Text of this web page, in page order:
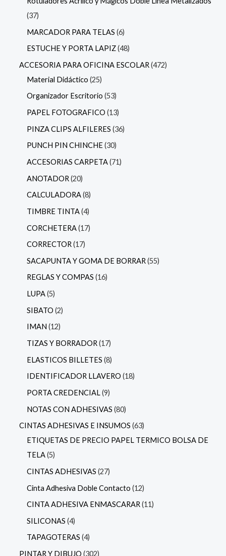
37
MARCADOR PARA TELAS 6
ESTUCHE Y PORTA LAPIZ 48
ACCESORIA PARA OFICINA ESCOLAR 472
Material Didáctico 25
Organizador Escritorio 53
PAPEL FOTOGRAFICO 13
PINZA CLIPS ALFILERES 36
PUNCH PIN CHINCHE 30
ACCESORIAS CARPETA 71
ANOTADOR 20
CALCULADORA 8
TIMBRE TINTA 4
CORCHETERA 17
CORRECTOR 17
SACAPUNTA Y GOMA DE BORRAR 55
REGLAS Y COMPAS 16
LUPA 5
SIBATO 2
IMAN 12
TIZAS Y BORRADOR 17
ELASTICOS BILLETES 8
IDENTIFICADOR LLAVERO 18
PORTA CREDENCIAL 9
NOTAS CON ADHESIVAS 80
CINTAS ADHESIVAS E INSUMOS 63
ETIQUETAS DE PRECIO PAPEL TERMICO BOLSA DE
TELA 5
CINTAS ADHESIVAS 27
Cinta Adhesiva Doble Contacto 12
CINTA ADHESIVA ENMASCARAR 11
SILICONAS 4
TAPAGOTERAS 4
PINTAR Y DIBUJO 302